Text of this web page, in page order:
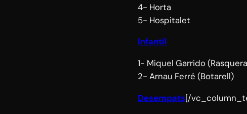
4- Horta
5- Hospitalet
Infantil
1- Miquel Garrido
2- Arnau Ferré (Botarell)
Desempats[/